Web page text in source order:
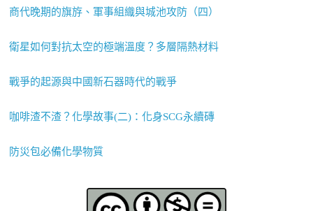
商代晚期的旗斿、軍事組織與城池攻防（四）
衛星如何對抗太空的極端溫度？多層隔熱材料
戰爭的起源與中國新石器時代的戰爭
咖啡渣不渣？化學故事(二)：化身SCG永續磚
防災包必備化學物質